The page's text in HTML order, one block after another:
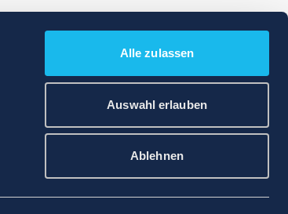
Alle zulassen
Auswahl erlauben
Ablehnen